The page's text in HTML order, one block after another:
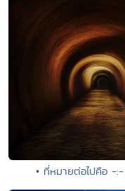
• ที่หมายต่อไปคือ